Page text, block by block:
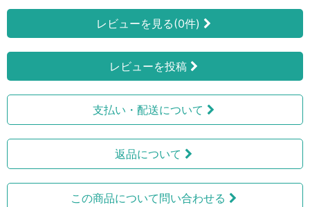
レビューを見る(0件)
レビューを投稿
支払い・配送について
返品について
この商品について問い合わせる